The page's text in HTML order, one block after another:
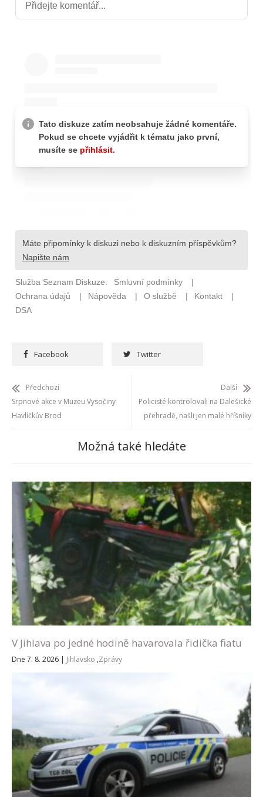
Facebook Twitter
Předchozí
Srpnové akce v Muzeu Vysočiny
Havlíčkův Brod
Další
Policisté kontrolovali na Dalešické
přehradě, našli jen malé hříšníky
Možná také hledáte
V Jihlava po jedné hodině havarovala řidička fiatu
Dne 7. 8. 2026 | Jihlavsko ,Zprávy